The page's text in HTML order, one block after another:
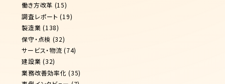
働き方改革 (15)
調査レポート (19)
製造業 (138)
保守・点検 (32)
サービス・物流 (74)
建設業 (32)
業務改善効率化 (35)